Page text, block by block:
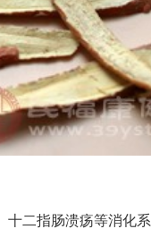
十二指肠溃疡等消化